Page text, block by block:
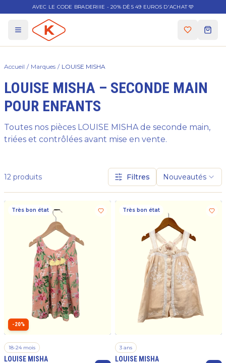
AVEC LE CODE BRADERIIIE - 20% DÈS 49 EUROS D'ACHAT 🩵
Accueil / Marques / LOUISE MISHA
LOUISE MISHA – SECONDE MAIN
POUR ENFANTS
Toutes nos pièces LOUISE MISHA de seconde main,
triées et contrôlées avant mise en vente.
12 produits Filtres Nouveautés
Très bon état
-20%
18-24 mois
LOUISE MISHA
Très bon état
3 ans
LOUISE MISHA